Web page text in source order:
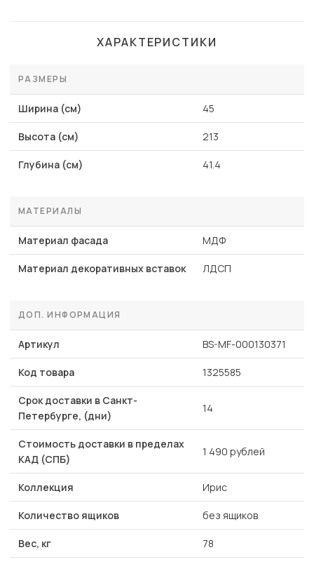
ХАРАКТЕРИСТИКИ
РАЗМЕРЫ
Ширина (см) 45
Высота (см) 213
Глубина (см) 41.4
МАТЕРИАЛЫ
Материал фасада МДФ
Материал декоративных вставок ЛДСП
ДОП. ИНФОРМАЦИЯ
Артикул BS-MF-000130371
Код товара 1325585
Срок доставки в Санкт-
Петербурге, (дни)
14
Стоимость доставки в пределах
КАД (СПБ)
1 490 рублей
Коллекция Ирис
Количество ящиков без ящиков
Вес, кг 78